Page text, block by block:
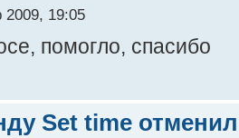
2009, 19:05
помогло, спасибо
Set time